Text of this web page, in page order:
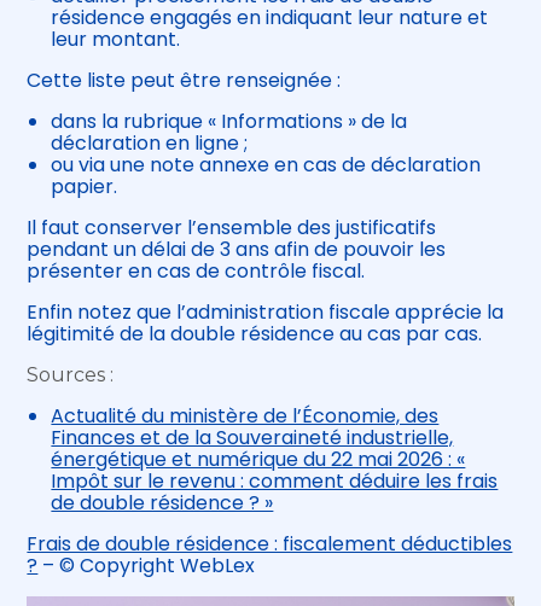
résidence engagés en indiquant leur nature et
leur montant.
Cette liste peut être renseignée :
dans la rubrique « Informations » de la
déclaration en ligne ;
ou via une note annexe en cas de déclaration
papier.
Il faut conserver l’ensemble des justificatifs
pendant un délai de 3 ans afin de pouvoir les
présenter en cas de contrôle fiscal.
Enfin notez que l’administration fiscale apprécie la
légitimité de la double résidence au cas par cas.
Sources :
Actualité du ministère de l’Économie, des
Finances et de la Souveraineté industrielle,
énergétique et numérique du 22 mai 2026 : «
Impôt sur le revenu : comment déduire les frais
de double résidence ? »
Frais de double résidence : fiscalement déductibles
? – © Copyright WebLex